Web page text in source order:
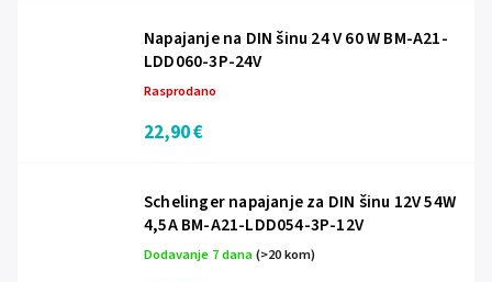
Napajanje na DIN šinu 24 V 60 W BM-A21-
LDD060-3P-24V
Rasprodano
22,90 €
Schelinger napajanje za DIN šinu 12V 54W
4,5A BM-A21-LDD054-3P-12V
Dodavanje 7 dana(>20 kom)